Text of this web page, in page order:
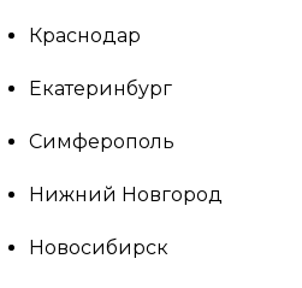
Краснодар
Екатеринбург
Симферополь
Нижний Новгород
Новосибирск